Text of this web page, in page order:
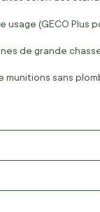
(GECO Plus
de grande
sans